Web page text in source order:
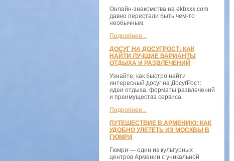
Онлайн-знакомства на ekbxxx.com
давно перестали быть чем-то
необычным.
Подробнее...
ДОСУГ НА ДОСУГРОСТ: КАК
НАЙТИ ЛУЧШИЕ ВАРИАНТЫ
ОТДЫХА И РАЗВЛЕЧЕНИЙ
Узнайте, как быстро найти
интересный досуг на ДосугРост:
идеи отдыха, форматы развлечений
и преимущества сервиса.
Подробнее...
ПУТЕШЕСТВИЕ В АРМЕНИЮ: КАК
УДОБНО УЛЕТЕТЬ ИЗ МОСКВЫ В
ГЮМРИ
Гюмри — один из культурных
центров Армении с уникальной